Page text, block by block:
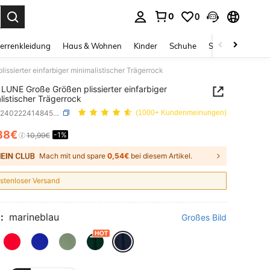
0 0
Haus & Wohnen Kinder Schuhe Schmuck &
einfarbiger minimalistischer Trägerrock
LUNE Große Größen plissierter einfarbiger
Trägerrock
SKU: sz2402224148452366 (1000+ Kundenmeinungen)
AND AVAILABILITY
10,99€ -1%
Mach mit und spare 0,54€ bei diesem Artikel.
Versand
marineblau Großes Bild